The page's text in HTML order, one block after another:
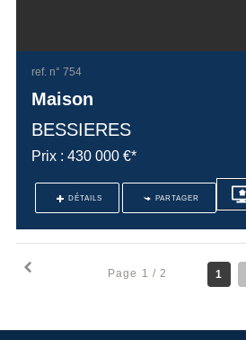
ref. n° 754
Maison
BESSIERES
Prix : 430 000 €*
DÉTAILS PARTAGER
Page 1 / 2 1